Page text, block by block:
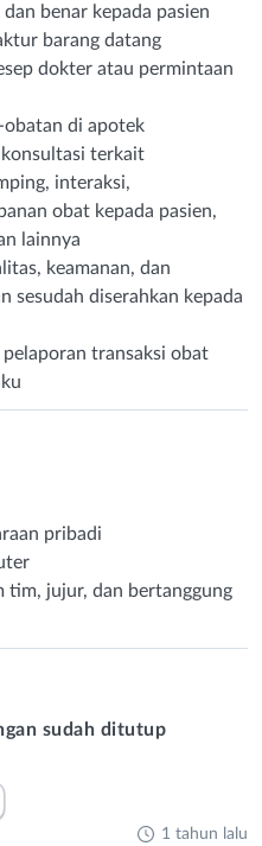
benar kepada pasien
barang datang
dokter atau permintaan
obatan di apotek
terkait
interaksi,
obat kepada pasien,
lainnya
keamanan, dan
sesudah diserahkan kepada
transaksi obat
pribadi
tim, jujur, dan bertanggung
sudah ditutup
1 tahun lalu